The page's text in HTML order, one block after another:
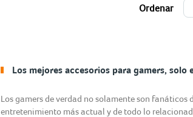
Ordenar
Los mejores accesorios para gamers, solo
Los gamers de verdad no solamente son
entretenimiento más actual y de todo lo